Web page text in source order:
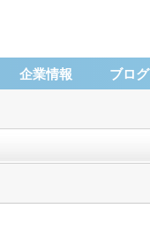
企業情報 ブログ